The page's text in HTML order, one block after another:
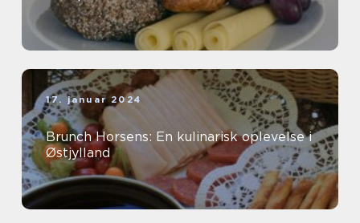
17. januar 2024
Brunch Horsens: En kulinarisk oplevelse i
Østjylland